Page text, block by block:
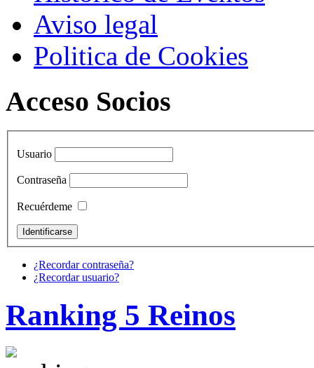
Aviso legal
Politica de Cookies
Acceso Socios
Usuario
Contraseña
Recuérdeme
¿Recordar contraseña?
¿Recordar usuario?
Ranking 5 Reinos